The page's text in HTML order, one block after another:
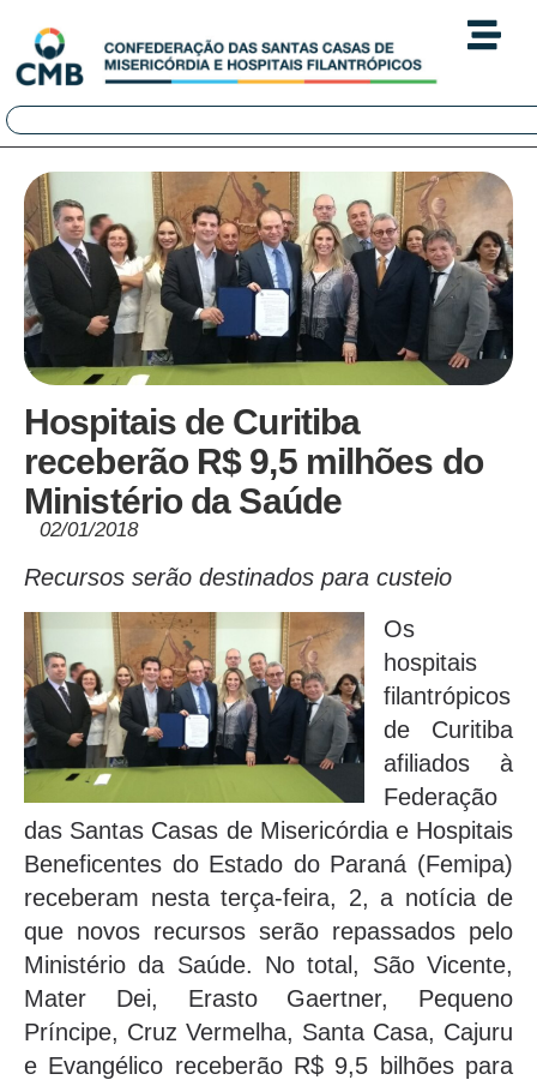
Hospitais de Curitiba
receberão R$ 9,5 milhões do
Ministério da Saúde
02/01/2018
Recursos serão destinados para custeio
Os
hospitais
filantrópicos
de Curitiba
afiliados à
Federação
das Santas Casas de Misericórdia e Hospitais
Beneficentes do Estado do Paraná (Femipa)
receberam nesta terça-feira, 2, a notícia de
que novos recursos serão repassados pelo
Ministério da Saúde. No total, São Vicente,
Mater Dei, Erasto Gaertner, Pequeno
Príncipe, Cruz Vermelha, Santa Casa, Cajuru
e Evangélico receberão R$ 9,5 bilhões para